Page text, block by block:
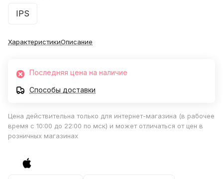
IPS
ХарактеристикиОписание
Последняя цена на наличие
Способы доставки
Цена действительна только для интернет-магазина (в рабочее
время с 10:00 до 22:00 по мск) и может отличаться от цен в
розничных магазинах